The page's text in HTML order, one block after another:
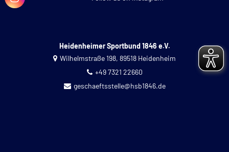
Heidenheimer Sportbund 1846 e.V.
Wilhelmstraße 198, 89518 Heidenheim
+49 7321 22660
geschaeftsstelle@hsb1846.de